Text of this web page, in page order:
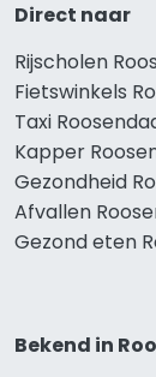
Direct naar
Rijscholen
Fietswinkels
Taxi
Kapper
Gezondheid
Afvallen
Gezond eten
Bekend in